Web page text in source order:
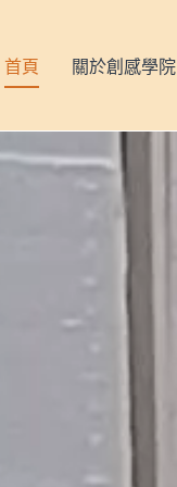
首頁 關於創感學院